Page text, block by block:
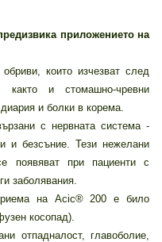
приложението на
които изчезват след
както и стомашно-чревни
и болки в корема.
с нервната система -
и безсъние. Тези нежелани
появяват при пациенти с
заболявания.
на Acic® 200 е било
косопад).
отпадналост, главоболие,